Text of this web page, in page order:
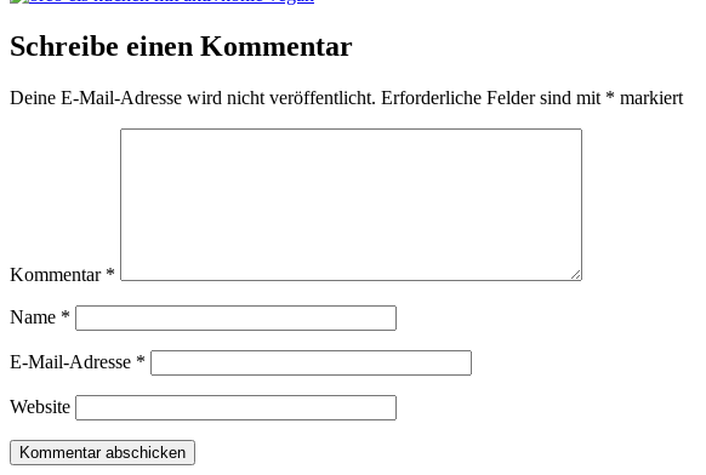
Schreibe einen Kommentar
Deine E-Mail-Adresse wird nicht veröffentlicht. Erforderliche Felder sind mit * markiert
Kommentar *
Name *
E-Mail-Adresse *
Website